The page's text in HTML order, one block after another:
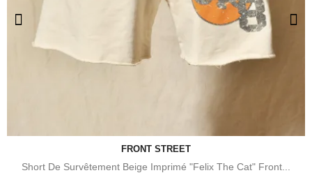
FRONT STREET
Short De Survêtement Beige Imprimé "Felix The Cat" Front...